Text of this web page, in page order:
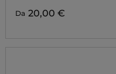
Da 20,00 €